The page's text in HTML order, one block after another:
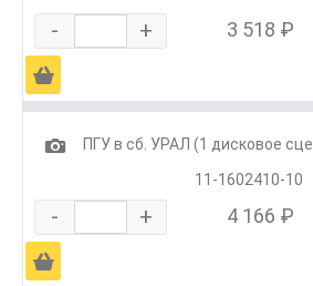
- + 3 518 ₽
Ä
1
ПГУ в сб. УРАЛ (1 дисковое
11-1602410-10
- + 4 166 ₽
Ä